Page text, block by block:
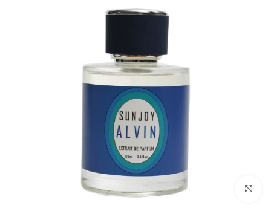
بزرگنمایی تصویر